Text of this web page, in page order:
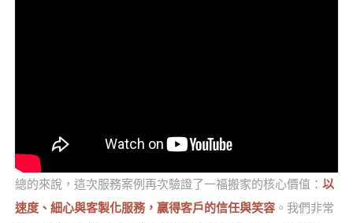
總的來說，這次服務案例再次驗證了一福搬家的核心價值： 以
速度、細心與客製化服務，贏得客戶的信任與笑容。我們非常